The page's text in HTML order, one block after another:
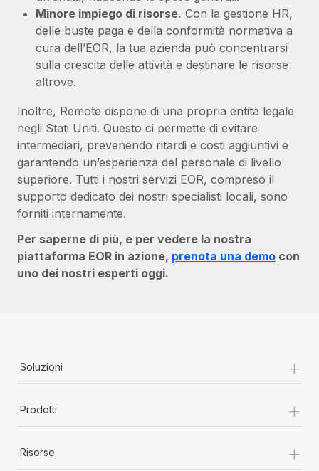
Minore impiego di risorse. Con la gestione HR,
delle buste paga e della conformità normativa a
cura dell’EOR, la tua azienda può concentrarsi
sulla crescita delle attività e destinare le risorse
altrove.
Inoltre, Remote dispone di una propria entità legale
negli Stati Uniti. Questo ci permette di evitare
intermediari, prevenendo ritardi e costi aggiuntivi e
garantendo un’esperienza del personale di livello
superiore. Tutti i nostri servizi EOR, compreso il
supporto dedicato dei nostri specialisti locali, sono
forniti internamente.
Per saperne di più, e per vedere la nostra
piattaforma EOR in azione, prenota una demo con
uno dei nostri esperti oggi.
Soluzioni +
Prodotti +
Risorse +